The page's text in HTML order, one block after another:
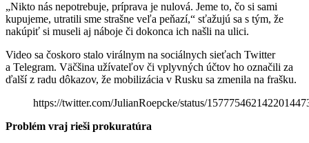
„Nikto nás nepotrebuje, príprava je nulová. Jeme to, čo si sami
kupujeme, utratili sme strašne veľa peňazí,“ sťažujú sa s tým, že
nakúpiť si museli aj náboje či dokonca ich našli na ulici.
Video sa čoskoro stalo virálnym na sociálnych sieťach Twitter
a Telegram. Väčšina užívateľov či vplyvných účtov ho označili za
ďalší z radu dôkazov, že mobilizácia v Rusku sa zmenila na frašku.
https://twitter.com/JulianRoepcke/status/
Problém vraj rieši prokuratúra